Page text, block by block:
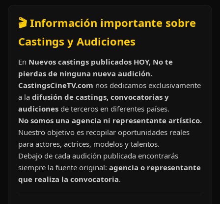
🎬 Información importante sobre
Castings y Audiciones
En Nuevos castings publicados HOY, No te
pierdas de ninguna nueva audición.
CastingsCineTV.com nos dedicamos exclusivamente
a la difusión de castings, convocatorias y
audiciones de terceros en diferentes países.
No somos una agencia ni representante artístico.
Nuestro objetivo es recopilar oportunidades reales
para actores, actrices, modelos y talentos.
Debajo de cada audición publicada encontrarás
siempre la fuente original: agencia o representante
que realiza la convocatoria.